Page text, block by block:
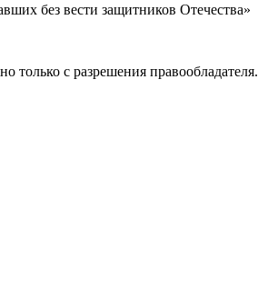
без вести защитников Отечества»
только с разрешения правообладателя.